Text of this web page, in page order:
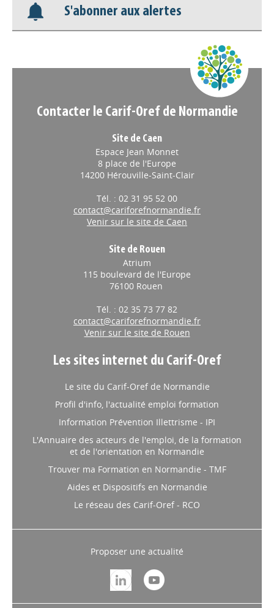
Nos veilles Scoop.it
S'abonner aux alertes
Contacter le Carif-Oref de Normandie
Site de Caen
Espace Jean Monnet
8 place de l'Europe
14200 Hérouville-Saint-Clair
Tél. : 02 31 95 52 00
contact@cariforefnormandie.fr
Venir sur le site de Caen
Site de Rouen
Atrium
115 boulevard de l'Europe
76100 Rouen
Tél. : 02 35 73 77 82
contact@cariforefnormandie.fr
Venir sur le site de Rouen
Les sites internet du Carif-Oref
Le site du Carif-Oref de Normandie
Profil d'info, l'actualité emploi formation
Information Prévention Illettrisme - IPI
L'Annuaire des acteurs de l'emploi, de la formation
et de l'orientation en Normandie
Trouver ma Formation en Normandie - TMF
Aides et Dispositifs en Normandie
Le réseau des Carif-Oref - RCO
Proposer une actualité